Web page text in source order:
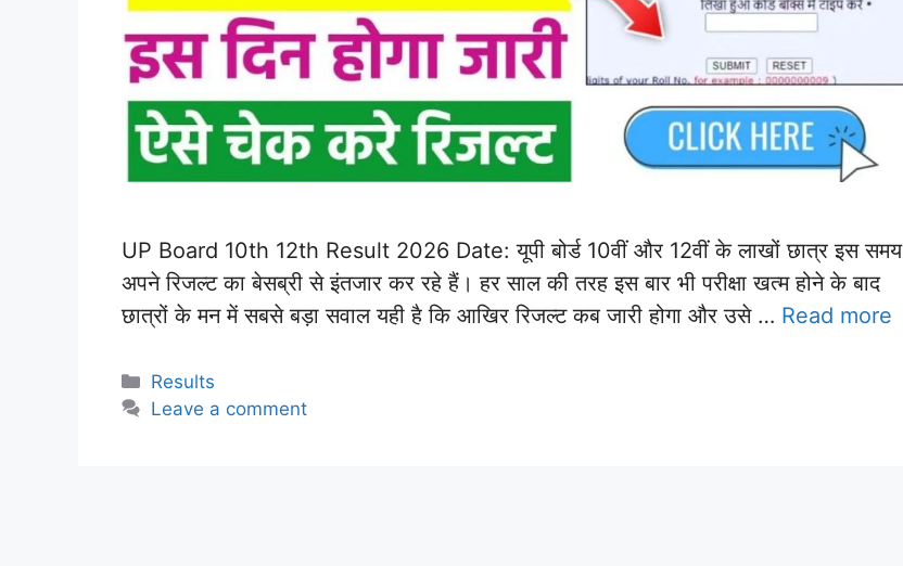
UP Board 10th 12th Result 2026 Date: यूपी बोर्ड 10वीं और 12वीं के लाखों छात्र इस समय
अपने रिजल्ट का बेसब्री से इंतजार कर रहे हैं। हर साल की तरह इस बार भी परीक्षा खत्म होने के बाद
छात्रों के मन में सबसे बड़ा सवाल यही है कि आखिर रिजल्ट कब जारी होगा और उसे … Read more
Categories
Results
Leave a comment